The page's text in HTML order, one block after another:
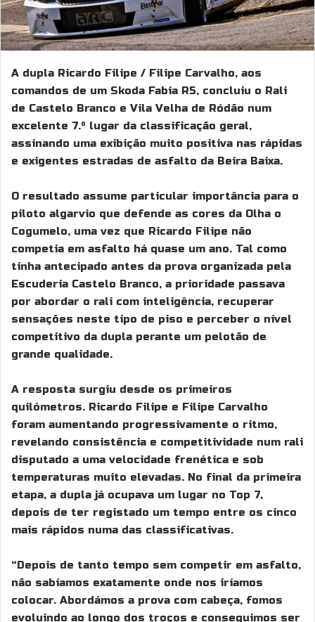
A dupla Ricardo Filipe / Filipe Carvalho, aos
comandos de um Skoda Fabia R5, concluiu o Rali
de Castelo Branco e Vila Velha de Ródão num
excelente 7.º lugar da classificação geral,
assinando uma exibição muito positiva nas rápidas
e exigentes estradas de asfalto da Beira Baixa.
O resultado assume particular importância para o
piloto algarvio que defende as cores da Olha o
Cogumelo, uma vez que Ricardo Filipe não
competia em asfalto há quase um ano. Tal como
tinha antecipado antes da prova organizada pela
Escuderia Castelo Branco, a prioridade passava
por abordar o rali com inteligência, recuperar
sensações neste tipo de piso e perceber o nível
competitivo da dupla perante um pelotão de
grande qualidade.
A resposta surgiu desde os primeiros
quilómetros. Ricardo Filipe e Filipe Carvalho
foram aumentando progressivamente o ritmo,
revelando consistência e competitividade num rali
disputado a uma velocidade frenética e sob
temperaturas muito elevadas. No final da primeira
etapa, a dupla já ocupava um lugar no Top 7,
depois de ter registado um tempo entre os cinco
mais rápidos numa das classificativas.
“Depois de tanto tempo sem competir em asfalto,
não sabíamos exatamente onde nos iríamos
colocar. Abordámos a prova com cabeça, fomos
evoluindo ao longo dos troços e conseguimos ser